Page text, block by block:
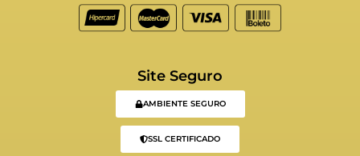
Site Seguro
AMBIENTE SEGURO
SSL CERTIFICADO